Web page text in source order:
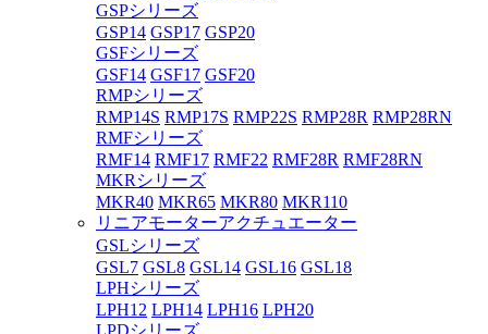
GSPシリーズ
GSP14 GSP17 GSP20
GSFシリーズ
GSF14 GSF17 GSF20
RMPシリーズ
RMP14S RMP17S RMP22S RMP28R RMP28RN
RMFシリーズ
RMF14 RMF17 RMF22 RMF28R RMF28RN
MKRシリーズ
MKR40 MKR65 MKR80 MKR110
リニアモーターアクチュエーター
GSLシリーズ
GSL7 GSL8 GSL14 GSL16 GSL18
LPHシリーズ
LPH12 LPH14 LPH16 LPH20
LPDシリーズ